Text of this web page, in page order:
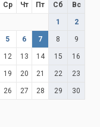
Ср Чт Пт Сб Вс
1 2
5 6 7 8 9
12 13 14 15 16
19 20 21 22 23
26 27 28 29 30